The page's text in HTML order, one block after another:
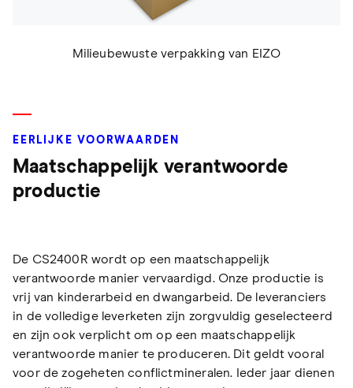
Milieubewuste verpakking van EIZO
EERLIJKE VOORWAARDEN
Maatschappelijk verantwoorde
productie
De CS2400R wordt op een maatschappelijk
verantwoorde manier vervaardigd. Onze productie is
vrij van kinderarbeid en dwangarbeid. De leveranciers
in de volledige leverketen zijn zorgvuldig geselecteerd
en zijn ook verplicht om op een maatschappelijk
verantwoorde manier te produceren. Dit geldt vooral
voor de zogeheten conflictmineralen. Ieder jaar dienen